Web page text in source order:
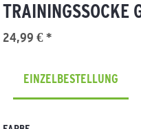
TRAININGSSOCKE
24,99 € *
EINZELBESTELLUNG